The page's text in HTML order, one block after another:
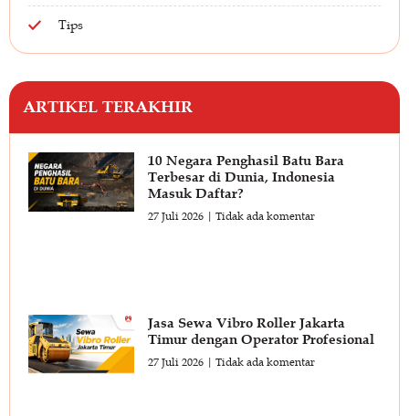
Tips
ARTIKEL TERAKHIR
10 Negara Penghasil Batu Bara
Terbesar di Dunia, Indonesia
Masuk Daftar?
27 Juli 2026 Tidak ada komentar
Jasa Sewa Vibro Roller Jakarta
Timur dengan Operator Profesional
27 Juli 2026 Tidak ada komentar